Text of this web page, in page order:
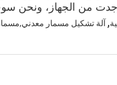
من الجهاز، ونحن
, آلة تشكيل مسمار